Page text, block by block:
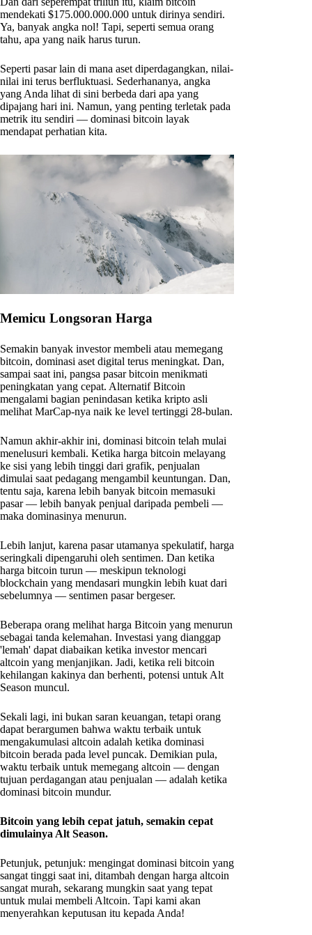
mendekati $175.000.000.000 untuk dirinya sendiri.
Ya, banyak angka nol! Tapi, seperti semua orang
tahu, apa yang naik harus turun.
Seperti pasar lain di mana aset diperdagangkan, nilai-
nilai ini terus berfluktuasi. Sederhananya, angka
yang Anda lihat di sini berbeda dari apa yang
dipajang hari ini. Namun, yang penting terletak pada
metrik itu sendiri — dominasi bitcoin layak
mendapat perhatian kita.
Memicu Longsoran Harga
Semakin banyak investor membeli atau memegang
bitcoin, dominasi aset digital terus meningkat. Dan,
sampai saat ini, pangsa pasar bitcoin menikmati
peningkatan yang cepat. Alternatif Bitcoin
mengalami bagian penindasan ketika kripto asli
melihat MarCap-nya naik ke level tertinggi 28-bulan.
Namun akhir-akhir ini, dominasi bitcoin telah mulai
menelusuri kembali. Ketika harga bitcoin melayang
ke sisi yang lebih tinggi dari grafik, penjualan
dimulai saat pedagang mengambil keuntungan. Dan,
tentu saja, karena lebih banyak bitcoin memasuki
pasar — lebih banyak penjual daripada pembeli —
maka dominasinya menurun.
Lebih lanjut, karena pasar utamanya spekulatif, harga
seringkali dipengaruhi oleh sentimen. Dan ketika
harga bitcoin turun — meskipun teknologi
blockchain yang mendasari mungkin lebih kuat dari
sebelumnya — sentimen pasar bergeser.
Beberapa orang melihat harga Bitcoin yang menurun
sebagai tanda kelemahan. Investasi yang dianggap
'lemah' dapat diabaikan ketika investor mencari
altcoin yang menjanjikan. Jadi, ketika reli bitcoin
kehilangan kakinya dan berhenti, potensi untuk Alt
Season muncul.
Sekali lagi, ini bukan saran keuangan, tetapi orang
dapat berargumen bahwa waktu terbaik untuk
mengakumulasi altcoin adalah ketika dominasi
bitcoin berada pada level puncak. Demikian pula,
waktu terbaik untuk memegang altcoin — dengan
tujuan perdagangan atau penjualan — adalah ketika
dominasi bitcoin mundur.
Bitcoin yang lebih cepat jatuh, semakin cepat
dimulainya Alt Season.
Petunjuk, petunjuk: mengingat dominasi bitcoin yang
sangat tinggi saat ini, ditambah dengan harga altcoin
sangat murah, sekarang mungkin saat yang tepat
untuk mulai membeli Altcoin. Tapi kami akan
menyerahkan keputusan itu kepada Anda!